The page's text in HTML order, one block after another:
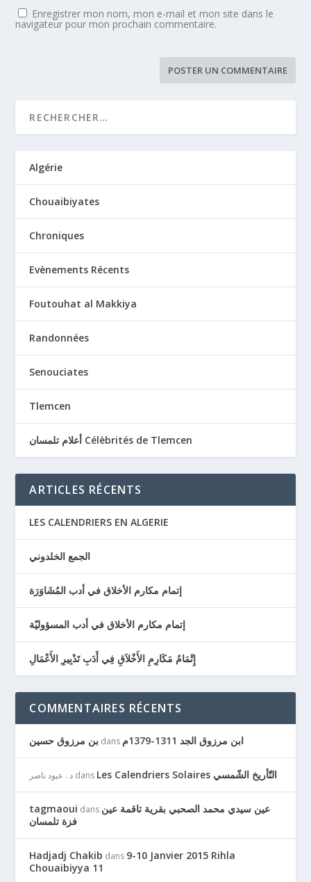
Enregistrer mon nom, mon e-mail et mon site dans le
navigateur pour mon prochain commentaire.
Algérie
Chouaibiyates
Chroniques
Evènements Récents
Foutouhat al Makkiya
Randonnées
Senouciates
Tlemcen
أعلام تلمسان Célèbrités de Tlemcen
ARTICLES RÉCENTS
LES CALENDRIERS EN ALGERIE
الجمع الخلدوني
إتمام مكارم الأخلاق في أدب المُشَاوَرَة
إتمام مكارم الأخلاق في أدب المسؤوليّة
إِتْمَامُ مَكَارِمِ الأَخْلاَقِ فِي أَدَبِ تَدْبِيرِ الأَعْمَالِ
COMMENTAIRES RÉCENTS
بن مرزوق حسين dans ابن مرزوق الجد 1311-1379م
د . عبود ناصر dans Les Calendriers Solaires التّأريخ الشّمسي
tagmaoui dans عين سيدي محمد الصحبي بقرية تاقمة عين
فزة تلمسان
Hadjadj Chakib dans 9-10 Janvier 2015 Rihla
Chouaibiyya 11